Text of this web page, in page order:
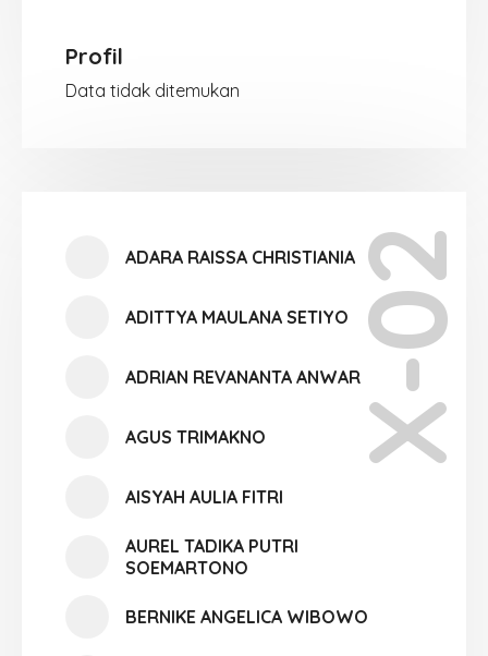
Profil
Data tidak ditemukan
X-02
ADARA RAISSA CHRISTIANIA
ADITTYA MAULANA SETIYO
ADRIAN REVANANTA ANWAR
AGUS TRIMAKNO
AISYAH AULIA FITRI
AUREL TADIKA PUTRI
SOEMARTONO
BERNIKE ANGELICA WIBOWO